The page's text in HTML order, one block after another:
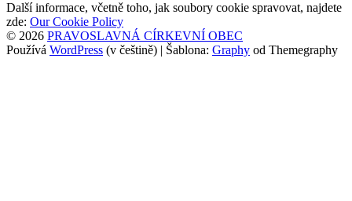
Další informace, včetně toho, jak soubory cookie spravovat, najdete
zde: Our Cookie Policy
© 2026 PRAVOSLAVNÁ CÍRKEVNÍ OBEC
Používá WordPress (v češtině) | Šablona: Graphy od Themegraphy